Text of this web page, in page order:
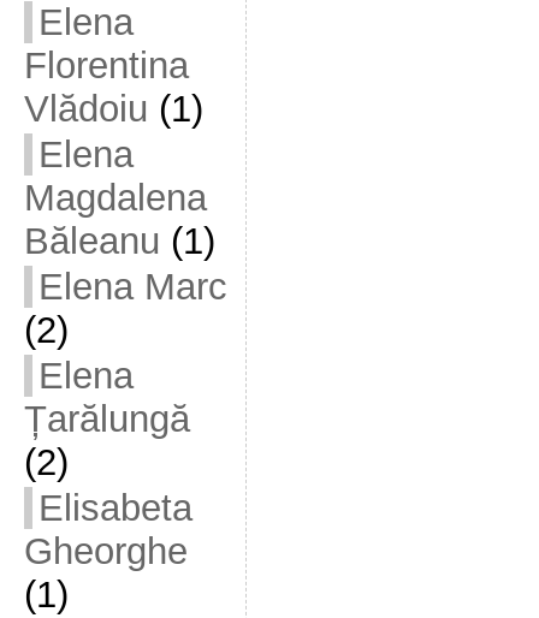
Elena
Florentina
Vlădoiu (1)
Elena
Magdalena
Băleanu (1)
Elena Marc
(2)
Elena
Țarălungă
(2)
Elisabeta
Gheorghe
(1)